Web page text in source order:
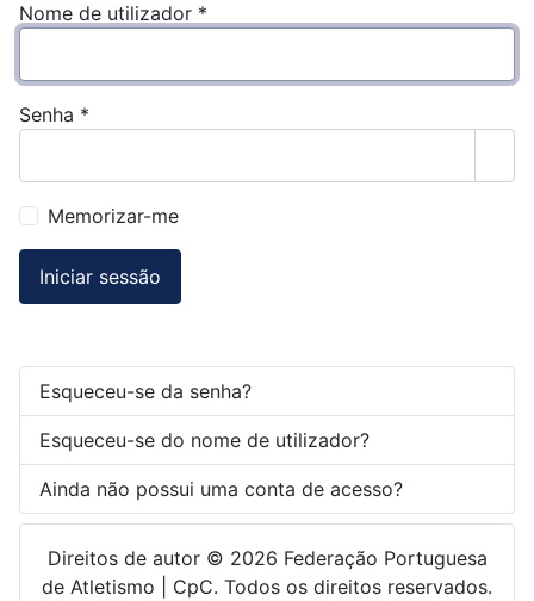
Nome de utilizador *
Senha *
Memorizar-me
Iniciar sessão
Esqueceu-se da senha?
Esqueceu-se do nome de utilizador?
Ainda não possui uma conta de acesso?
Direitos de autor © 2026 Federação Portuguesa
de Atletismo | CpC. Todos os direitos reservados.